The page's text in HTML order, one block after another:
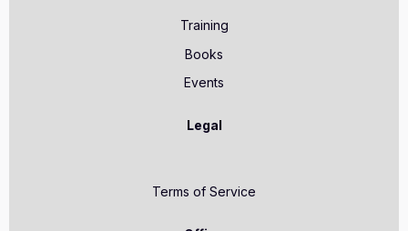
Training
Books
Events
Legal
Terms of Service